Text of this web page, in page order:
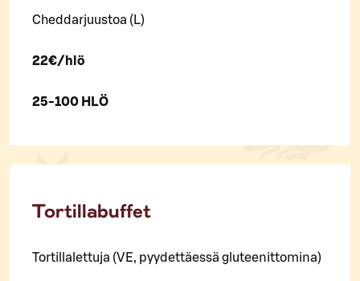
Cheddarjuustoa (L)
22€/hlö
25-100 HLÖ
Tortillabuffet
Tortillalettuja (VE, pyydettäessä gluteenittomina)